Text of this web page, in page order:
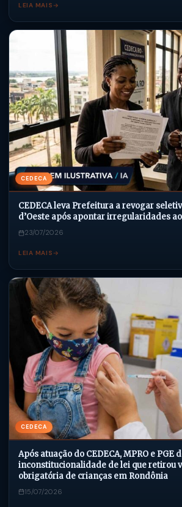
LEIA MAIS
CEDECA
CEDECA leva Prefeitura a revogar
d’Oeste após apontar irregularidades
23/07/2026
LEIA MAIS
CEDECA
Após atuação do CEDECA, MPRO e PGE
inconstitucionalidade de lei que retirou
obrigatória de crianças em Rondônia
15/07/2026